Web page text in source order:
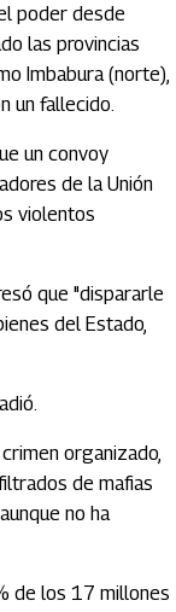
poder desde
las provincias
Imbabura (norte),
un fallecido.
un convoy
de la Unión
violentos
que "dispararle
del Estado,
organizado,
de mafias
no ha
de los 17 millones